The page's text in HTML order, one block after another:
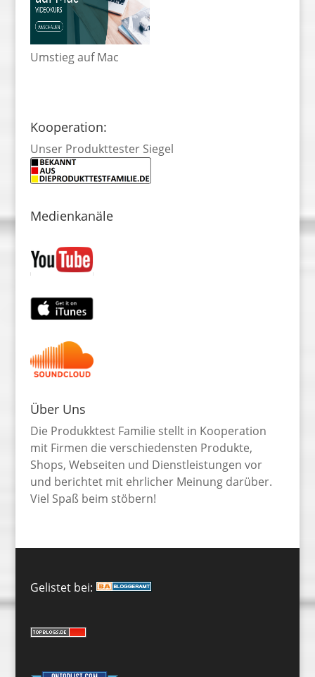
Umstieg auf Mac
Kooperation:
Unser Produkttester Siegel
Medienkanäle
Über Uns
Die Produkktest Familie stellt in Kooperation
mit Firmen die verschiedensten Produkte,
Shops, Webseiten und Dienstleistungen vor
und berichtet mit ehrlicher Meinung darüber.
Viel Spaß beim stöbern!
Gelistet bei: